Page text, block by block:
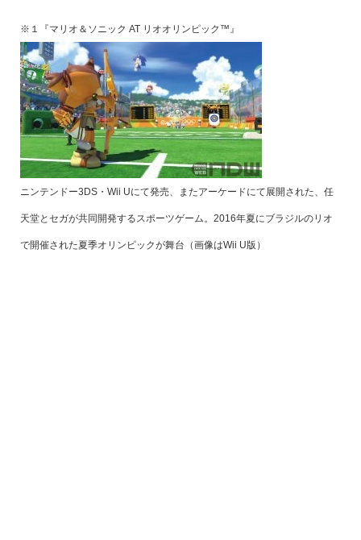
※１『マリオ＆ソニック AT リオオリンピック™』
ニンテンドー3DS・Wii Uにて発売、またアーケードにて展開された、任
天堂とセガが共同開発するスポーツゲーム。2016年夏にブラジルのリオ
で開催された夏季オリンピックが舞台（画像はWii U版）